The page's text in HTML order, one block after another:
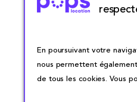
En poursuivant votre
nous permettent
de tous les cookies. Vous